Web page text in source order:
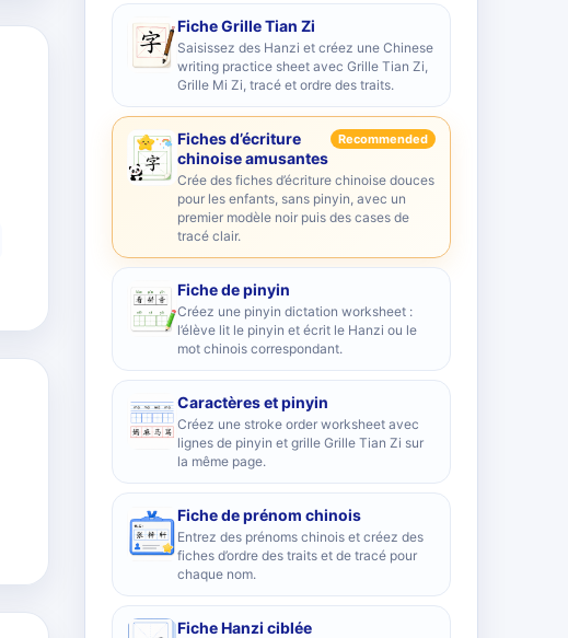
Fiche Grille Tian Zi
Saisissez des Hanzi et créez une Chinese
writing practice sheet avec Grille Tian Zi,
Grille Mi Zi, tracé et ordre des traits.
Fiches d’écriture
chinoise amusantes
Recommended
Crée des fiches d’écriture chinoise douces
pour les enfants, sans pinyin, avec un
premier modèle noir puis des cases de
tracé clair.
Fiche de pinyin
Créez une pinyin dictation worksheet :
l’élève lit le pinyin et écrit le Hanzi ou le
mot chinois correspondant.
Caractères et pinyin
Créez une stroke order worksheet avec
lignes de pinyin et grille Grille Tian Zi sur
la même page.
Fiche de prénom chinois
Entrez des prénoms chinois et créez des
fiches d’ordre des traits et de tracé pour
chaque nom.
Fiche Hanzi ciblée